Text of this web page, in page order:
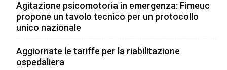
Agitazione psicomotoria in emergenza: Fimeuc
propone un tavolo tecnico per un protocollo
unico nazionale
Aggiornate le tariffe per la riabilitazione
ospedaliera